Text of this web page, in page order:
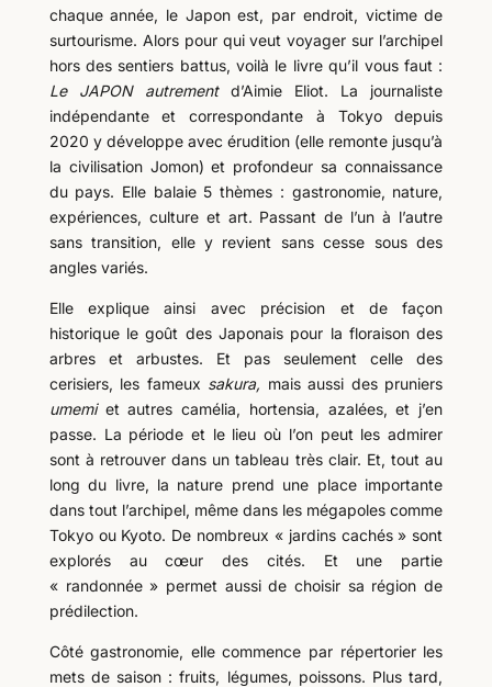
chaque année, le Japon est, par endroit, victime de
surtourisme. Alors pour qui veut voyager sur l’archipel
hors des sentiers battus, voilà le livre qu’il vous faut :
Le JAPON autrementd’Aimie Eliot. La journaliste
indépendante et correspondante à Tokyo depuis
2020 y développe avec érudition (elle remonte jusqu’à
la civilisation Jomon) et profondeur sa connaissance
du pays. Elle balaie 5 thèmes : gastronomie, nature,
expériences, culture et art. Passant de l’un à l’autre
sans transition, elle y revient sans cesse sous des
angles variés.
Elle explique ainsi avec précision et de façon
historique le goût des Japonais pour la floraison des
arbres et arbustes. Et pas seulement celle des
cerisiers, les fameux sakura, mais aussi des pruniers
umemi et autres camélia, hortensia, azalées, et j’en
passe. La période et le lieu où l’on peut les admirer
sont à retrouver dans un tableau très clair. Et, tout au
long du livre, la nature prend une place importante
dans tout l’archipel, même dans les mégapoles comme
Tokyo ou Kyoto. De nombreux « jardins cachés » sont
explorés au cœur des cités. Et une partie
« randonnée » permet aussi de choisir sa région de
prédilection.
Côté gastronomie, elle commence par répertorier les
mets de saison : fruits, légumes, poissons. Plus tard,